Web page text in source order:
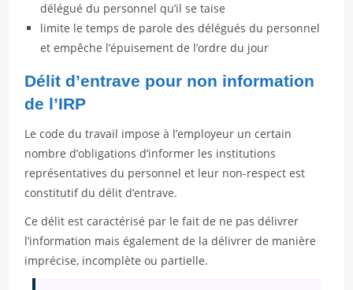
délégué du personnel qu’il se taise
limite le temps de parole des délégués du personnel
et empêche l’épuisement de l’ordre du jour
Délit d’entrave pour non information
de l’IRP
Le code du travail impose à l’employeur un certain
nombre d’obligations d’informer les institutions
représentatives du personnel et leur non-respect est
constitutif du délit d’entrave.
Ce délit est caractérisé par le fait de ne pas délivrer
l’information mais également de la délivrer de manière
imprécise, incomplète ou partielle.